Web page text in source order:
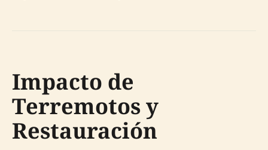
Impacto de
Terremotos y
Restauración